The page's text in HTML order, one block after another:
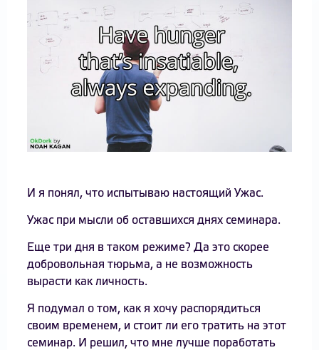
И я понял, что испытываю настоящий Ужас.
Ужас при мысли об оставшихся днях семинара.
Еще три дня в таком режиме? Да это скорее
добровольная тюрьма, а не возможность
вырасти как личность.
Я подумал о том, как я хочу распорядиться
своим временем, и стоит ли его тратить на этот
семинар. И решил, что мне лучше поработать